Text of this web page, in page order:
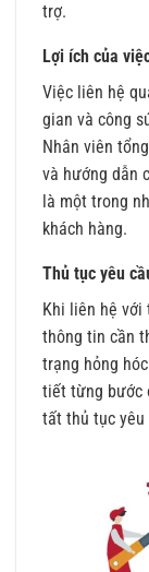
trợ.
Lợi ích của
Việc liên hệ
gian và công
Nhân viên
và hướng dẫn
là một trong
khách hàng.
Thủ tục yêu
Khi liên hệ với
thông tin cần
trạng hỏng
tiết từng bước
tất thủ tục yêu